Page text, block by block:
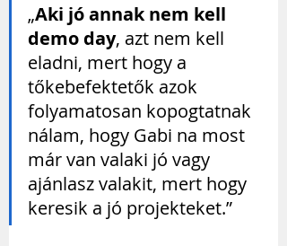
„Aki jó annak nem kell
demo day, azt nem kell
eladni, mert hogy a
tőkebefektetők azok
folyamatosan kopogtatnak
nálam, hogy Gabi na most
már van valaki jó vagy
ajánlasz valakit, mert hogy
keresik a jó projekteket.”